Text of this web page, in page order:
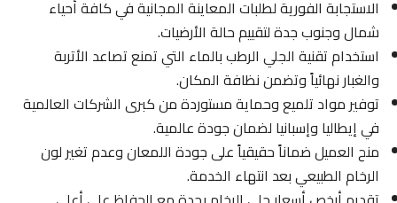
الاستجابة الفورية لطلبات المعاينة المجانية في كافة أحياء
شمال وجنوب جدة لتقييم حالة الأرضيات.
استخدام تقنية الجلي الرطب بالماء التي تمنع تصاعد الأتربة
والغبار نهائياً وتضمن نظافة المكان.
توفير مواد تلميع وحماية مستوردة من كبرى الشركات العالمية
في إيطاليا وإسبانيا لضمان جودة عالمية.
منح العميل ضماناً حقيقياً على جودة اللمعان وعدم تغير لون
الرخام الطبيعي بعد انتهاء الخدمة.